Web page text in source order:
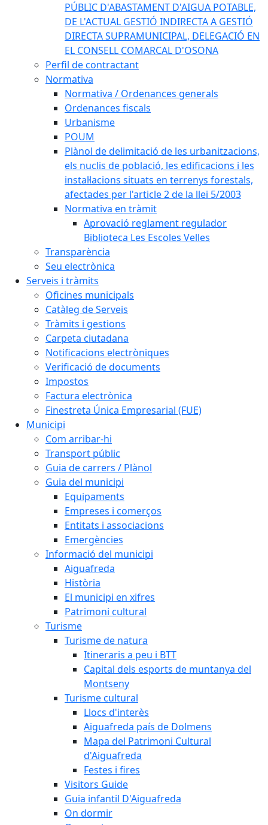
PÚBLIC D'ABASTAMENT D'AIGUA POTABLE,
DE L'ACTUAL GESTIÓ INDIRECTA A GESTIÓ
DIRECTA SUPRAMUNICIPAL, DELEGACIÓ EN
EL CONSELL COMARCAL D'OSONA
Perfil de contractant
Normativa
Normativa / Ordenances generals
Ordenances fiscals
Urbanisme
POUM
Plànol de delimitació de les urbanitzacions,
els nuclis de població, les edificacions i les
instal·lacions situats en terrenys forestals,
afectades per l'article 2 de la llei 5/2003
Normativa en tràmit
Aprovació reglament regulador
Biblioteca Les Escoles Velles
Transparència
Seu electrònica
Serveis i tràmits
Oficines municipals
Catàleg de Serveis
Tràmits i gestions
Carpeta ciutadana
Notificacions electròniques
Verificació de documents
Impostos
Factura electrònica
Finestreta Única Empresarial (FUE)
Municipi
Com arribar-hi
Transport públic
Guia de carrers / Plànol
Guia del municipi
Equipaments
Empreses i comerços
Entitats i associacions
Emergències
Informació del municipi
Aiguafreda
Història
El municipi en xifres
Patrimoni cultural
Turisme
Turisme de natura
Itineraris a peu i BTT
Capital dels esports de muntanya del
Montseny
Turisme cultural
Llocs d'interès
Aiguafreda país de Dolmens
Mapa del Patrimoni Cultural
d'Aiguafreda
Festes i fires
Visitors Guide
Guia infantil D'Aiguafreda
On dormir